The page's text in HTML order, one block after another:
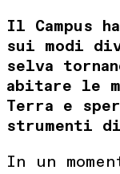
Il Campus
sui modi
selva
abitare le
Terra e
strumenti
In un